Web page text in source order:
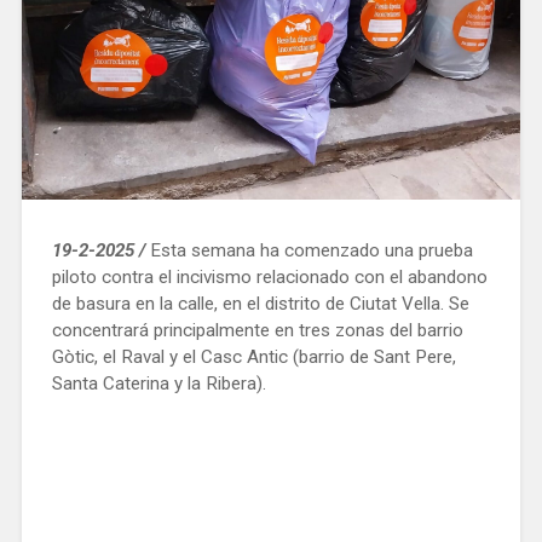
19-2-2025 /Esta semana ha comenzado una prueba
piloto contra el incivismo relacionado con el abandono
de basura en la calle, en el distrito de Ciutat Vella. Se
concentrará principalmente en tres zonas del barrio
Gòtic, el Raval y el Casc Antic (barrio de Sant Pere,
Santa Caterina y la Ribera).